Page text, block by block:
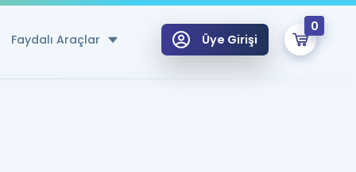
Faydalı Araçlar Üye Girişi
0